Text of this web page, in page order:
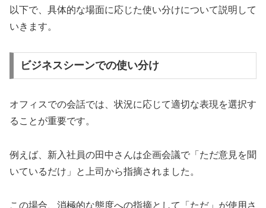
以下で、具体的な場面に応じた使い分けについて説明して
いきます。
ビジネスシーンでの使い分け
オフィスでの会話では、状況に応じて適切な表現を選択す
ることが重要です。
例えば、新入社員の田中さんは企画会議で「ただ意見を聞
いているだけ」と上司から指摘されました。
この場合、消極的な態度への指摘として「ただ」が使用さ